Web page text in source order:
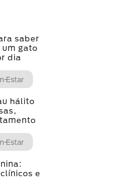
saber
um gato
dia
Estar
hálito
Estar
e